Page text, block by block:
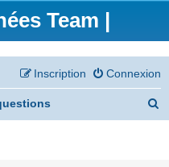
Team |
Connexion
Inscription